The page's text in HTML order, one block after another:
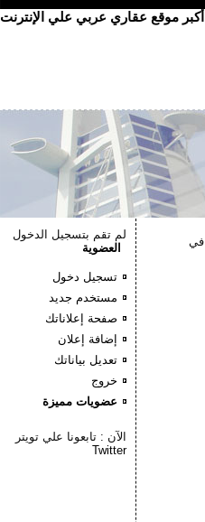
أكبر موقع عقاري عربي علي الإنترنت
لم تقم بتسجيل الدخول
العضوية
تسجيل دخول
مستخدم جديد
صفحة إعلاناتك
إضافة إعلان
تعديل بياناتك
خروج
عضويات مميزة
الآن : تابعونا علي تويتر
Twitter
في